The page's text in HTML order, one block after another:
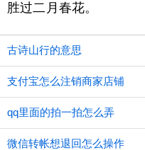
胜过二月春花。
古诗山行的意思
支付宝怎么注销商家店铺
qq里面的拍一拍怎么弄
微信转帐想退回怎么操作